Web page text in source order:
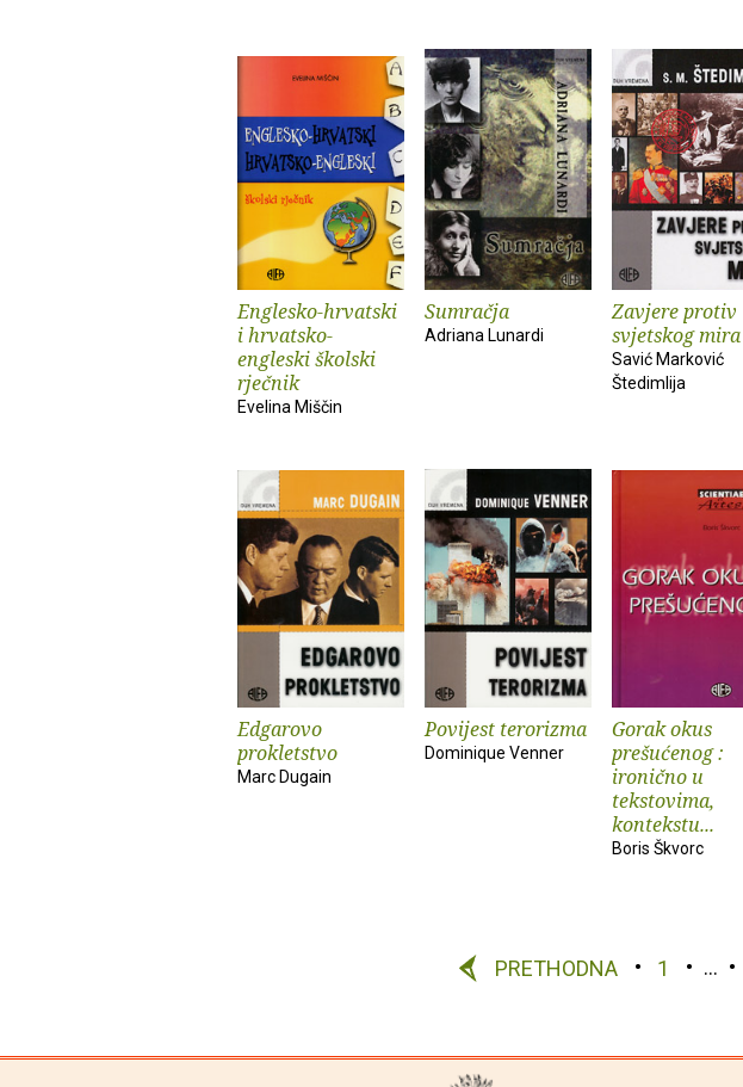
Englesko-hrvatski
i hrvatsko-
engleski školski
rječnik
Evelina Miščin
Sumračja
Adriana Lunardi
Zavjere protiv
svjetskog mira
Savić Marković
Štedimlija
Edgarovo
prokletstvo
Marc Dugain
Povijest terorizma
Dominique Venner
Gorak okus
prešućenog :
ironično u
tekstovima,
kontekstu...
Boris Škvorc
PRETHODNA 1 …